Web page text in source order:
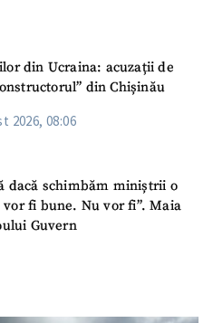
din Ucraina: acuzații de
din Chișinău
2026, 08:06
dacă schimbăm miniștrii o
fi bune. Nu vor fi”. Maia
Guvern